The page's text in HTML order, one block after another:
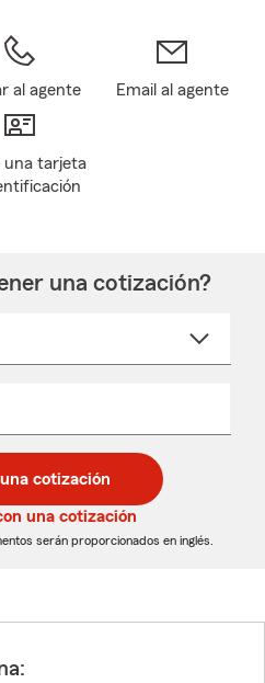
al agente Email al agente
una tarjeta
una cotización?
cotización
una cotización
serán proporcionados en inglés.